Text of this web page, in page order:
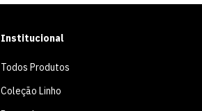
Institucional
Todos Produtos
Coleção Linho